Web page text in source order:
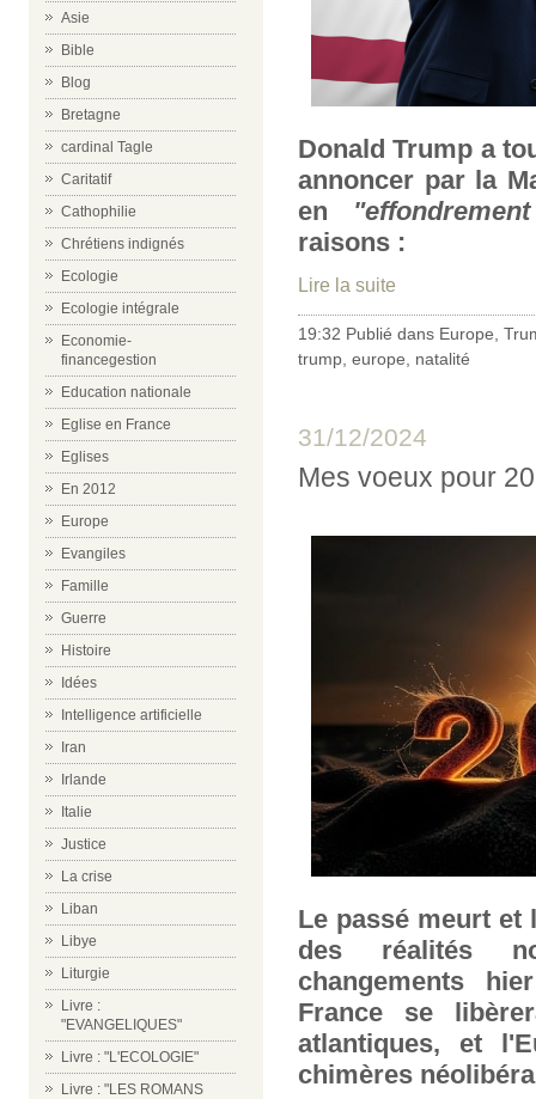
Asie
Bible
Blog
Bretagne
cardinal Tagle
Caritatif
Cathophilie
Chrétiens indignés
Ecologie
Ecologie intégrale
Economie-
financegestion
Education nationale
Eglise en France
Eglises
En 2012
Europe
Evangiles
Famille
Guerre
Histoire
Idées
Intelligence artificielle
Iran
Irlande
Italie
Justice
La crise
Liban
Libye
Liturgie
Livre :
"EVANGELIQUES"
Livre : "L'ECOLOGIE"
Livre : "LES ROMANS
Donald Trump a
annoncer par la
en
raisons :
Lire la suite
19:32 Publié dans Europe
trump europe natalité
31/12/2024
Mes voeux pour
Le passé meurt et
des réalités
changements
France se
atlantiques, et
chimères